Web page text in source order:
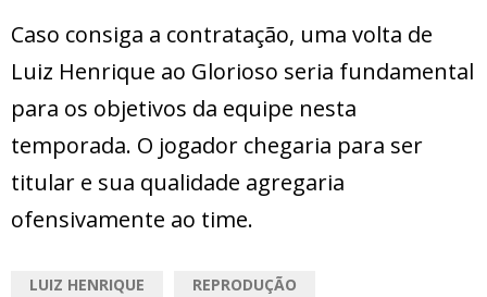
Caso consiga a contratação, uma volta de
Luiz Henrique ao Glorioso seria fundamental
para os objetivos da equipe nesta
temporada. O jogador chegaria para ser
titular e sua qualidade agregaria
ofensivamente ao time.
LUIZ HENRIQUE REPRODUÇÃO